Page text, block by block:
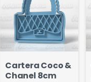
Cartera Coco &
Chanel 8cm